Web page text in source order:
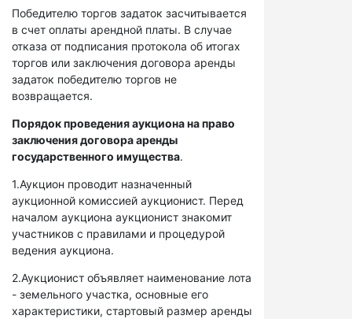
Победителю торгов задаток засчитывается
в счет оплаты арендной платы. В случае
отказа от подписания протокола об итогах
торгов или заключения договора аренды
задаток победителю торгов не
возвращается.
Порядок проведения аукциона на право
заключения договора аренды
государственного имущества.
1.Аукцион проводит назначенный
аукционной комиссией аукционист. Перед
началом аукциона аукционист знакомит
участников с правилами и процедурой
ведения аукциона.
2.Аукционист объявляет наименование лота
- земельного участка, основные его
характеристики, стартовый размер аренды